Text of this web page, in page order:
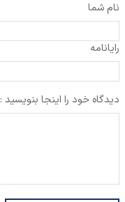
نام شما
رایانامه
دیدگاه خود را اینجا بنویسید :